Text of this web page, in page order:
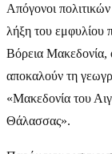
Απόγονοι
λήξη του εμφυλίου
Βόρεια Μακεδονία,
αποκαλούν τη
«Μακεδονία του
Θάλασσας».